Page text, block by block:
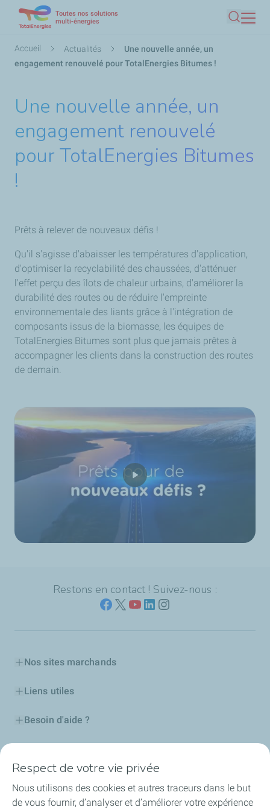
contenu
principal
Toutes nos solutions
multi-énergies
Fil
d'Ariane
Accueil Actualités
Une nouvelle année, un
engagement renouvelé pour TotalEnergies Bitumes !
Une nouvelle année, un
engagement renouvelé
pour TotalEnergies Bitumes
!
Prêts à relever de nouveaux défis !
Qu'il s'agisse d'abaisser les températures d'application,
d'optimiser la recyclabilité des chaussées, d'atténuer
l'effet perçu des îlots de chaleur urbains, d'améliorer la
durabilité des routes ou de réduire l'empreinte
environnementale des liants grâce à l'intégration de
composants issus de la biomasse, les équipes de
TotalEnergies Bitumes sont plus que jamais prêtes à
accompagner les clients dans la construction des routes
de demain.
Restons en contact ! Suivez-nous :
Nos sites marchands
Liens utiles
Besoin d'aide ?
Certificats d'économies d'énergie
Nos partenaires
Respect de votre vie privée
Nous utilisons des cookies et autres traceurs dans le but
de vous fournir, d’analyser et d’améliorer votre expérience